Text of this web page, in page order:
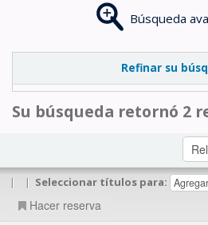
Búsqueda
Refinar su
Su búsqueda retornó 2
| | Seleccionar títulos para:
Hacer reserva